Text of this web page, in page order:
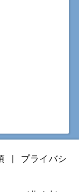
|
プライバシ